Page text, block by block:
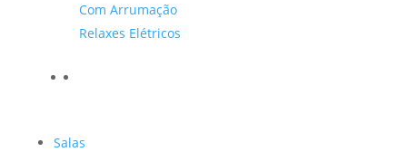
Com Arrumação
Relaxes Elétricos
Salas